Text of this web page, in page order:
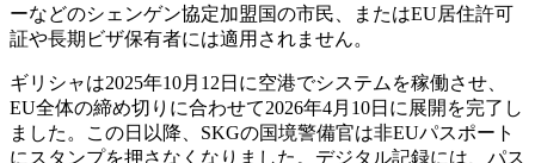
ーなどのシェンゲン協定加盟国の市民、またはEU居住許可
証や長期ビザ保有者には適用されません。
ギリシャは2025年10月12日に空港でシステムを稼働させ、
EU全体の締め切りに合わせて2026年4月10日に展開を完了し
ました。この日以降、SKGの国境警備官は非EUパスポート
にスタンプを押さなくなりました。デジタル記録には、パス